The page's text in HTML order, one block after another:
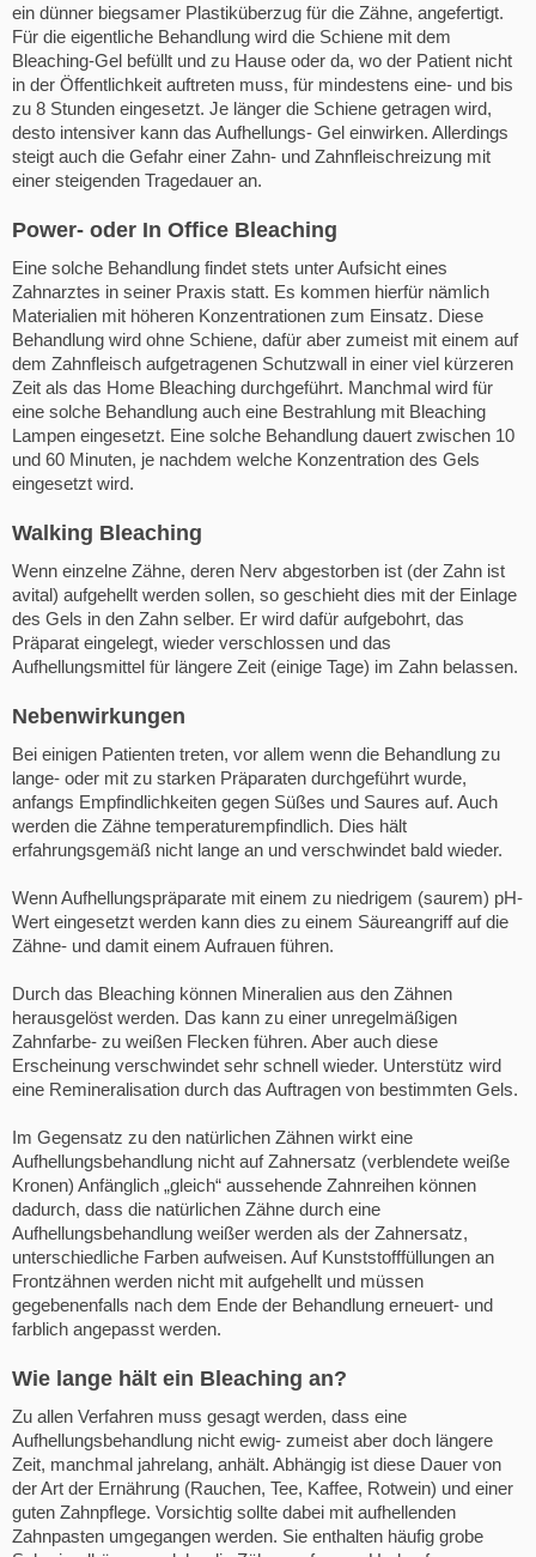
ein dünner biegsamer Plastiküberzug für die Zähne, angefertigt.
Für die eigentliche Behandlung wird die Schiene mit dem
Bleaching-Gel befüllt und zu Hause oder da, wo der Patient nicht
in der Öffentlichkeit auftreten muss, für mindestens eine- und bis
zu 8 Stunden eingesetzt. Je länger die Schiene getragen wird,
desto intensiver kann das Aufhellungs- Gel einwirken. Allerdings
steigt auch die Gefahr einer Zahn- und Zahnfleischreizung mit
einer steigenden Tragedauer an.
Power- oder In Office Bleaching
Eine solche Behandlung findet stets unter Aufsicht eines
Zahnarztes in seiner Praxis statt. Es kommen hierfür nämlich
Materialien mit höheren Konzentrationen zum Einsatz. Diese
Behandlung wird ohne Schiene, dafür aber zumeist mit einem auf
dem Zahnfleisch aufgetragenen Schutzwall in einer viel kürzeren
Zeit als das Home Bleaching durchgeführt. Manchmal wird für
eine solche Behandlung auch eine Bestrahlung mit Bleaching
Lampen eingesetzt. Eine solche Behandlung dauert zwischen 10
und 60 Minuten, je nachdem welche Konzentration des Gels
eingesetzt wird.
Walking Bleaching
Wenn einzelne Zähne, deren Nerv abgestorben ist (der Zahn ist
avital) aufgehellt werden sollen, so geschieht dies mit der Einlage
des Gels in den Zahn selber. Er wird dafür aufgebohrt, das
Präparat eingelegt, wieder verschlossen und das
Aufhellungsmittel für längere Zeit (einige Tage) im Zahn belassen.
Nebenwirkungen
Bei einigen Patienten treten, vor allem wenn die Behandlung zu
lange- oder mit zu starken Präparaten durchgeführt wurde,
anfangs Empfindlichkeiten gegen Süßes und Saures auf. Auch
werden die Zähne temperaturempfindlich. Dies hält
erfahrungsgemäß nicht lange an und verschwindet bald wieder.
Wenn Aufhellungspräparate mit einem zu niedrigem (saurem) pH-
Wert eingesetzt werden kann dies zu einem Säureangriff auf die
Zähne- und damit einem Aufrauen führen.
Durch das Bleaching können Mineralien aus den Zähnen
herausgelöst werden. Das kann zu einer unregelmäßigen
Zahnfarbe- zu weißen Flecken führen. Aber auch diese
Erscheinung verschwindet sehr schnell wieder. Unterstütz wird
eine Remineralisation durch das Auftragen von bestimmten Gels.
Im Gegensatz zu den natürlichen Zähnen wirkt eine
Aufhellungsbehandlung nicht auf Zahnersatz (verblendete weiße
Kronen) Anfänglich „gleich“ aussehende Zahnreihen können
dadurch, dass die natürlichen Zähne durch eine
Aufhellungsbehandlung weißer werden als der Zahnersatz,
unterschiedliche Farben aufweisen. Auf Kunststofffüllungen an
Frontzähnen werden nicht mit aufgehellt und müssen
gegebenenfalls nach dem Ende der Behandlung erneuert- und
farblich angepasst werden.
Wie lange hält ein Bleaching an?
Zu allen Verfahren muss gesagt werden, dass eine
Aufhellungsbehandlung nicht ewig- zumeist aber doch längere
Zeit, manchmal jahrelang, anhält. Abhängig ist diese Dauer von
der Art der Ernährung (Rauchen, Tee, Kaffee, Rotwein) und einer
guten Zahnpflege. Vorsichtig sollte dabei mit aufhellenden
Zahnpasten umgegangen werden. Sie enthalten häufig grobe